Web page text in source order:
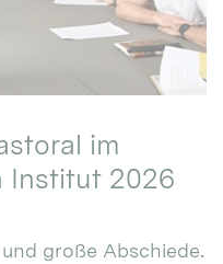
im
Institut 2026
große Abschiede.